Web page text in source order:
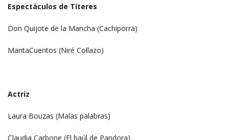
Espectáculos de Títeres
Don Quijote de la Mancha (Cachiporra)
MantaCuentos (Niré Collazo)
Actriz
Laura Bouzas (Malas palabras)
Claudia Carbone (El baúl de Pandora)